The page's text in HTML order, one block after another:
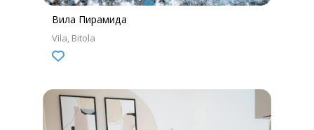
Вила Пирамида
Vila Bitola